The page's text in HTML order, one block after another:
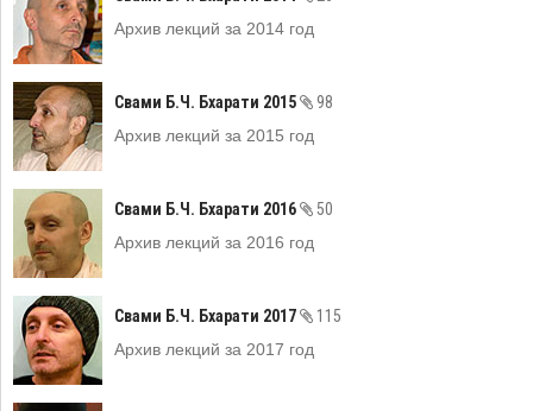
Архив лекций за 2014 год
Свами Б.Ч. Бхарати 2015
98
Архив лекций за 2015 год
Свами Б.Ч. Бхарати 2016
50
Архив лекций за 2016 год
Свами Б.Ч. Бхарати 2017
115
Архив лекций за 2017 год